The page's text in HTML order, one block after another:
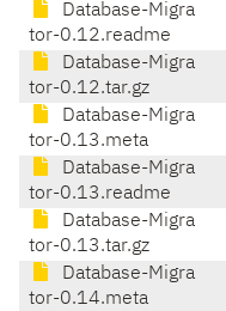
Database-Migra
tor-0.12.readme
Database-Migra
tor-0.12.tar.gz
Database-Migra
tor-0.13.meta
Database-Migra
tor-0.13.readme
Database-Migra
tor-0.13.tar.gz
Database-Migra
tor-0.14.meta